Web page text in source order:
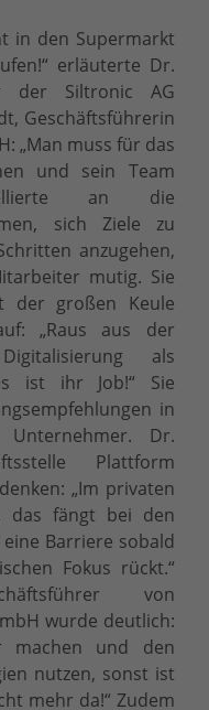
in den Supermarkt
erläuterte Dr.
der Siltronic AG
Geschäftsführerin
„Man muss für das
und sein Team
an die
sich Ziele zu
anzugehen,
mutig. Sie
der großen Keule
„Raus aus der
als
ist ihr Job!“ Sie
in
Dr.
Plattform
„Im privaten
das fängt bei den
Barriere sobald
Fokus rückt.“
von
wurde deutlich:
machen und den
nutzen, sonst ist
mehr da!“ Zudem